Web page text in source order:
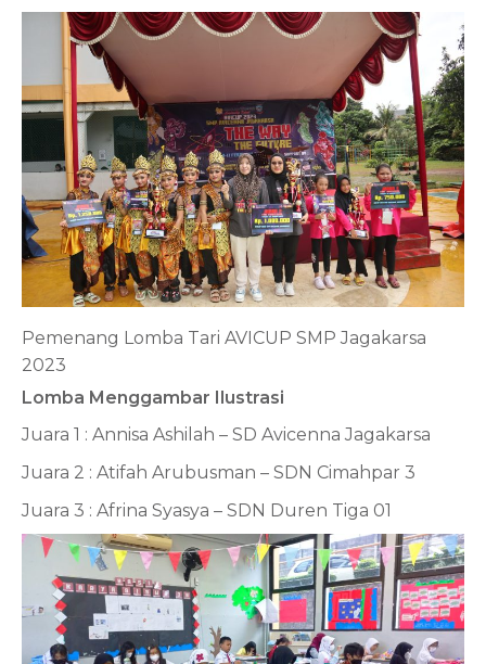
Pemenang Lomba Tari AVICUP SMP Jagakarsa
2023
Lomba Menggambar Ilustrasi
Juara 1 : Annisa Ashilah – SD Avicenna Jagakarsa
Juara 2 : Atifah Arubusman – SDN Cimahpar 3
Juara 3 : Afrina Syasya – SDN Duren Tiga 01